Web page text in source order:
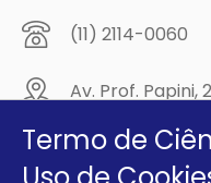
(11) 2114-0060
Av. Prof. Papini,
Termo de